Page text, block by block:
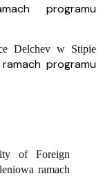
programu
Delchev w Stipie
programu
of Foreign
ramach